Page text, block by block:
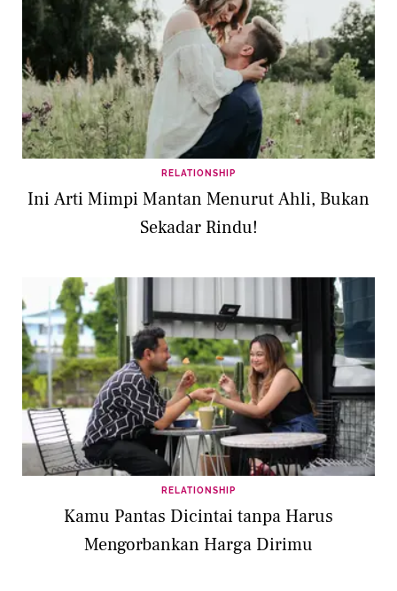
RELATIONSHIP
Ini Arti Mimpi Mantan Menurut Ahli, Bukan
Sekadar Rindu!
RELATIONSHIP
Kamu Pantas Dicintai tanpa Harus
Mengorbankan Harga Dirimu